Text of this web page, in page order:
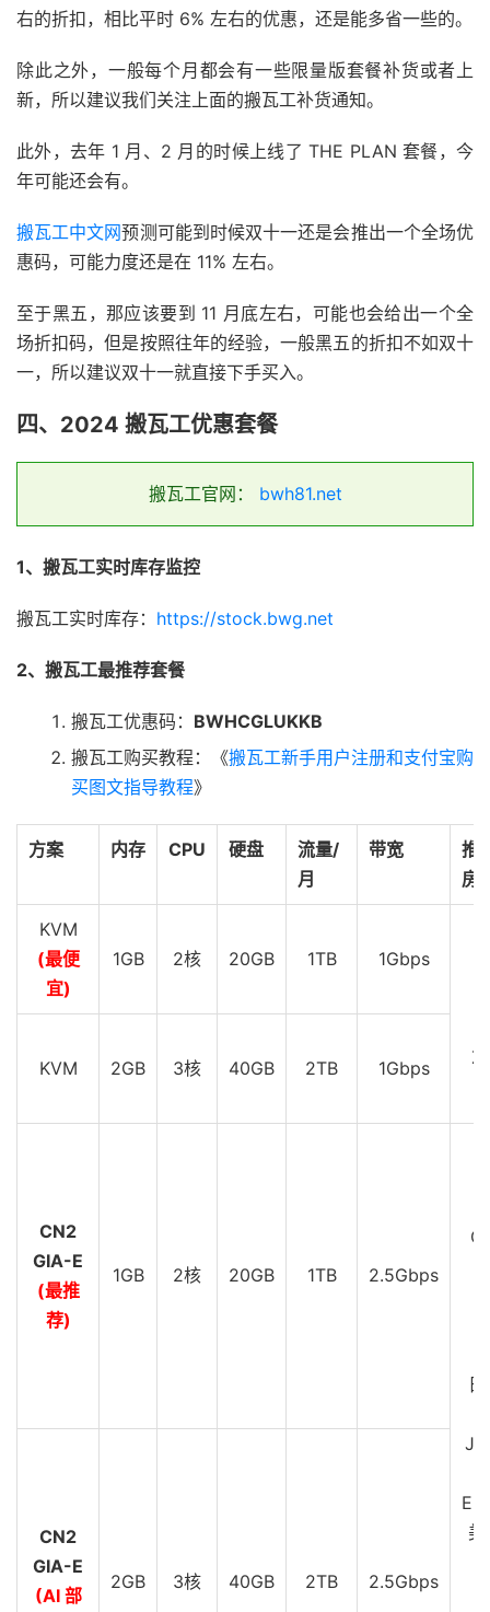
右的折扣，相比平时 6% 左右的优惠，还是能多省一些的。
除此之外，一般每个月都会有一些限量版套餐补货或者上
新，所以建议我们关注上面的搬瓦工补货通知。
此外，去年 1 月、2 月的时候上线了 THE PLAN 套餐，今
年可能还会有。
搬瓦工中文网预测可能到时候双十一还是会推出一个全场优
惠码，可能力度还是在 11% 左右。
至于黑五，那应该要到 11 月底左右，可能也会给出一个全
场折扣码，但是按照往年的经验，一般黑五的折扣不如双十
一，所以建议双十一就直接下手买入。
四、2024 搬瓦工优惠套餐
搬瓦工官网： bwh81.net
1、搬瓦工实时库存监控
搬瓦工实时库存： https://stock.bwg.net
2、搬瓦工最推荐套餐
搬瓦工优惠码： BWHCGLUKKB
搬瓦工购买教程：《搬瓦工新手用户注册和支付宝购
买图文指导教程》
方案 内存 CPU 硬盘
流量/
月
带宽
推
房
KVM
(最便
宜)
1GB 2核 20GB 1TB 1Gbps
KVM 2GB 3核 40GB 2TB 1Gbps
CN2
GIA-E
(最推
荐)
1GB 2核 20GB 1TB 2.5Gbps
美
CN2
GIA-E
(AI 部
2GB 3核 40GB 2TB 2.5Gbps